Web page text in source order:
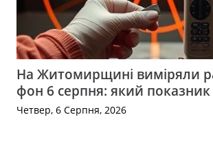
На Житомирщині виміряли
фон 6 серпня: який показник
Четвер, 6 Серпня, 2026